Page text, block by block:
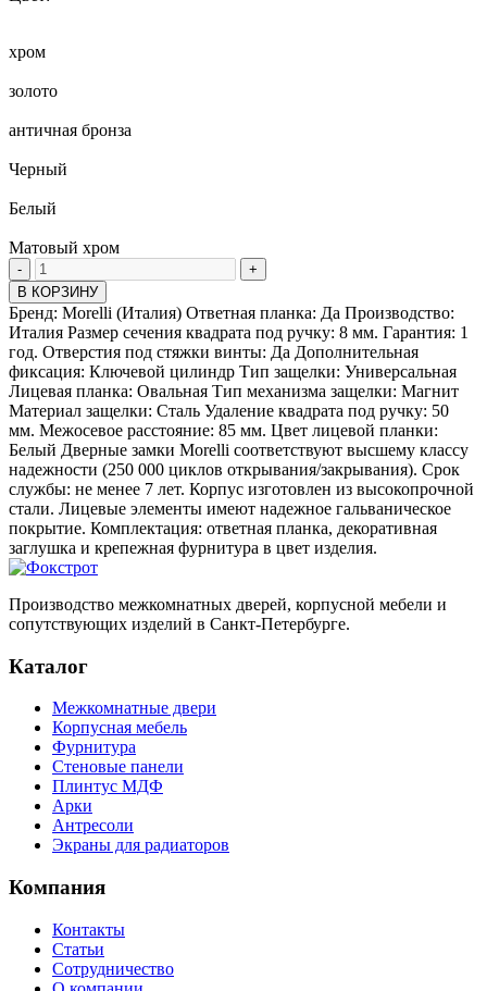
хром
золото
античная бронза
Черный
Белый
Матовый хром
-
+
В КОРЗИНУ
Бренд: Morelli (Италия) Ответная планка: Да Производство:
Италия Размер сечения квадрата под ручку: 8 мм. Гарантия: 1
год. Отверстия под стяжки винты: Да Дополнительная
фиксация: Ключевой цилиндр Тип защелки: Универсальная
Лицевая планка: Овальная Тип механизма защелки: Магнит
Материал защелки: Сталь Удаление квадрата под ручку: 50
мм. Межосевое расстояние: 85 мм. Цвет лицевой планки:
Белый Дверные замки Morelli соответствуют высшему классу
надежности (250 000 циклов открывания/закрывания). Срок
службы: не менее 7 лет. Корпус изготовлен из высокопрочной
стали. Лицевые элементы имеют надежное гальваническое
покрытие. Комплектация: ответная планка, декоративная
заглушка и крепежная фурнитура в цвет изделия.
Производство межкомнатных дверей, корпусной мебели и
сопутствующих изделий в Санкт-Петербурге.
Каталог
Межкомнатные двери
Корпусная мебель
Фурнитура
Стеновые панели
Плинтус МДФ
Арки
Антресоли
Экраны для радиаторов
Компания
Контакты
Статьи
Сотрудничество